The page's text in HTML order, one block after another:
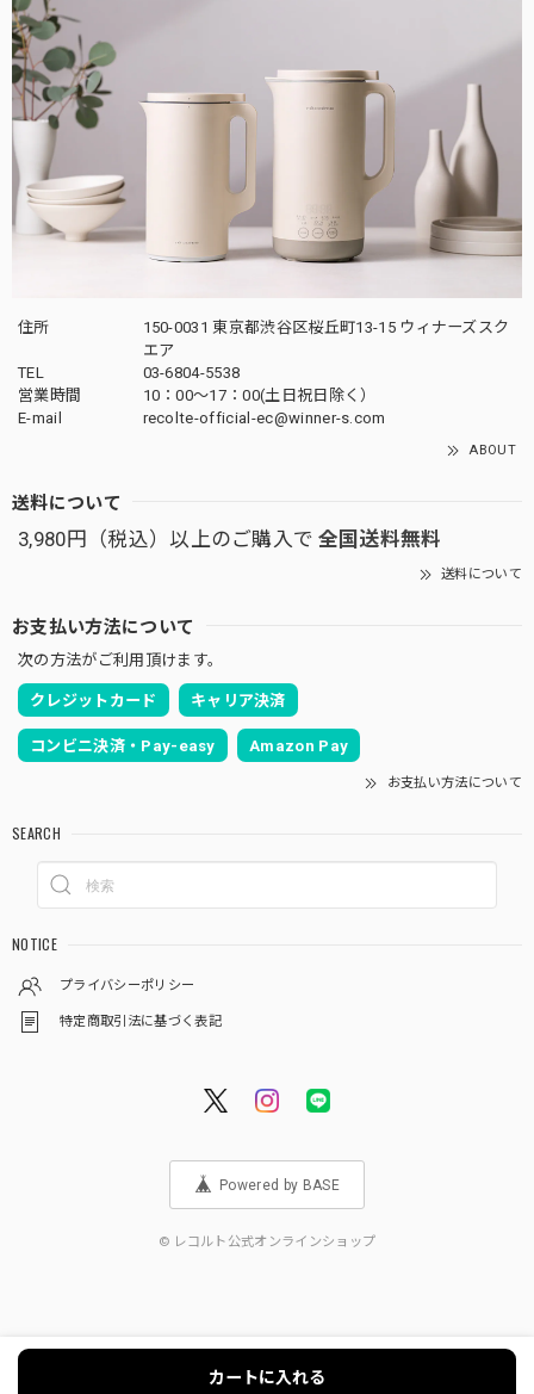
住所
150-0031 東京都渋谷区桜丘町13-15 ウィナーズスク
エア
TEL
03-6804-5538
営業時間
10：00〜17：00(土日祝日除く）
E-mail
recolte-official-ec@winner-s.com
ABOUT
送料について
3,980円（税込）以上のご購入で 全国送料無料
送料について
お支払い方法について
次の方法がご利用頂けます。
クレジットカード キャリア決済
コンビニ決済・Pay-easy Amazon Pay
お支払い方法について
SEARCH
NOTICE
プライバシーポリシー
特定商取引法に基づく表記
Powered by BASE
© レコルト公式オンラインショップ
カートに入れる